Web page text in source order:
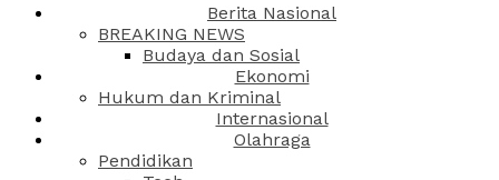
Berita Nasional
BREAKING NEWS
Budaya dan Sosial
Ekonomi
Hukum dan Kriminal
Internasional
Olahraga
Pendidikan